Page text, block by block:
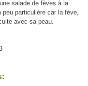
salade de fèves à la
particulière car la fève,
avec sa peau.